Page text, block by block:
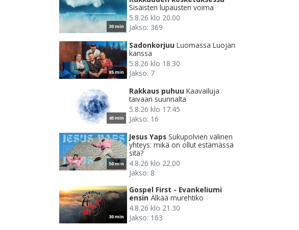
30 min
Sisäisten lupausten voima
5.8.26 klo 20.00
Jakso: 369
85 min
Sadonkorjuu Luomassa Luojan
kanssa
5.8.26 klo 18.30
Jakso: 7
45 min
Rakkaus puhuu Kaavailuja
taivaan suunnalta
5.8.26 klo 17.45
Jakso: 16
50 min
Jesus Yaps Sukupolvien välinen
yhteys: mikä on ollut estämässä
sitä?
4.8.26 klo 22.00
Jakso: 8
30 min
Gospel First - Evankeliumi
ensin Älkää murehtiko
4.8.26 klo 21.30
Jakso: 163